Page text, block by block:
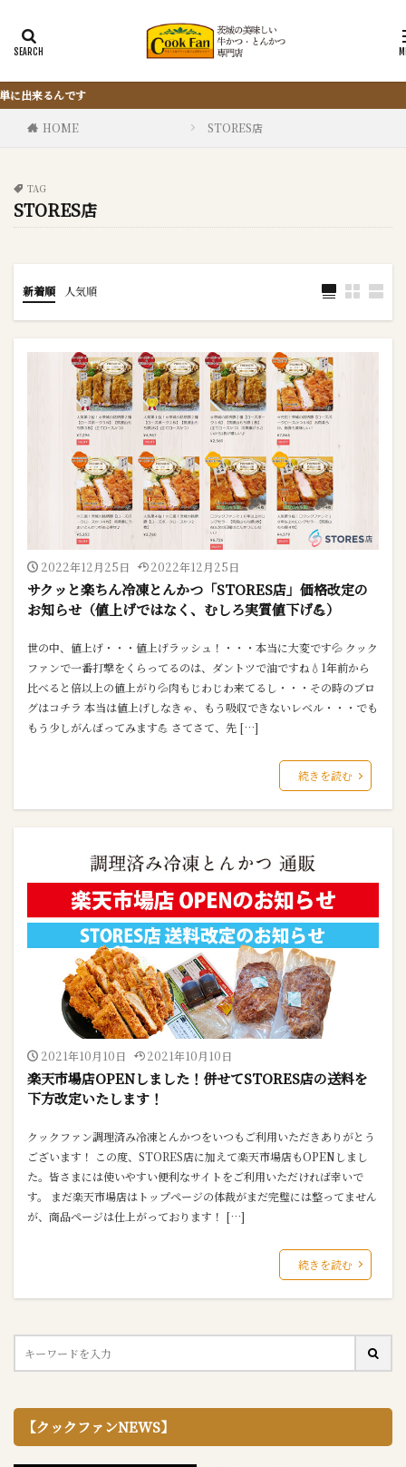
HOME STORES店
TAG
STORES店
新着順 人気順
2022年12月25日 2022年12月25日
サクッと楽ちん冷凍とんかつ「STORES店」価格改定の
お知らせ（値上げではなく、むしろ実質値下げ💪）
世の中、値上げ・・・値上げラッシュ！・・・本当に大変です💦 クック
ファンで一番打撃をくらってるのは、ダントツで油ですね💧1年前から
比べると倍以上の値上がり💦肉もじわじわ来てるし・・・その時のブロ
グはコチラ 本当は値上げしなきゃ、もう吸収できないレベル・・・でも
もう少しがんばってみます💪 さてさて、先 […]
続きを読む
2021年10月10日 2021年10月10日
楽天市場店OPENしました！併せてSTORES店の送料を
下方改定いたします！
クックファン調理済み冷凍とんかつをいつもご利用いただきありがとう
ございます！ この度、STORES店に加えて楽天市場店もOPENしまし
た。皆さまには使いやすい便利なサイトをご利用いただければ幸いで
す。 まだ楽天市場店はトップページの体裁がまだ完璧には整ってません
が、商品ページは仕上がっております！ […]
続きを読む
【クックファンNEWS】